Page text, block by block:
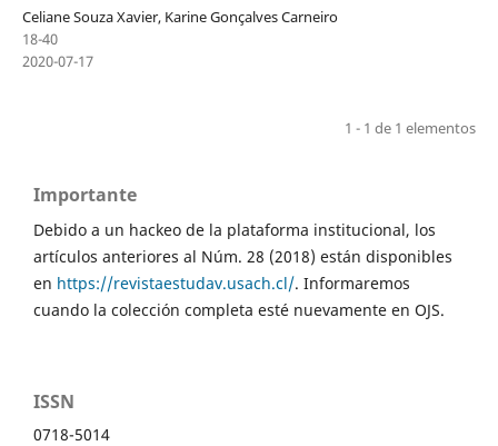
Celiane Souza Xavier, Karine Gonçalves Carneiro
18-40
2020-07-17
1 - 1 de 1 elementos
Importante
Debido a un hackeo de la plataforma institucional, los
artículos anteriores al Núm. 28 (2018) están disponibles
en https://revistaestudav.usach.cl/. Informaremos
cuando la colección completa esté nuevamente en OJS.
ISSN
0718-5014